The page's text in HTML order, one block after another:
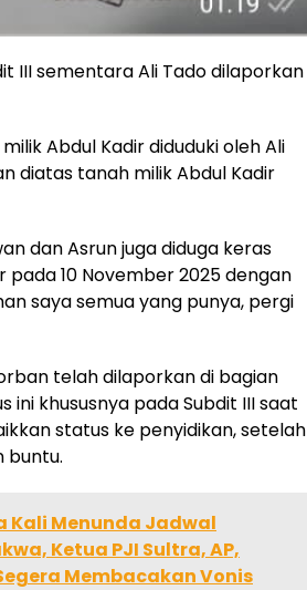
III sementara Ali Tado dilaporkan
Abdul Kadir diduduki oleh Ali
diatas tanah milik Abdul Kadir
dan Asrun juga diduga keras
10 November 2025 dengan
saya semua yang punya, pergi
telah dilaporkan di bagian
ini khususnya pada Subdit III saat
status ke penyidikan, setelah
buntu.
Kali Menunda Jadwal
Ketua PJI Sultra, AP,
Membacakan Vonis